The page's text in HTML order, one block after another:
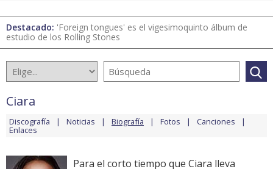
Destacado: 'Foreign tongues' es el vigesimoquinto álbum de
estudio de los Rolling Stones
Ciara
Discografía Noticias Biografía Fotos Canciones
Enlaces
Para el corto tiempo que Ciara lleva